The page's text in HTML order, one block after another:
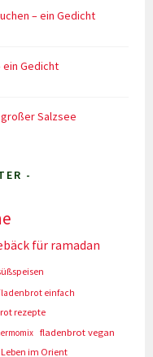
– ein Gedicht
ein Gedicht
Salzsee
-
für ramadan
einfach
rezepte
fladenbrot vegan
Leben im Orient